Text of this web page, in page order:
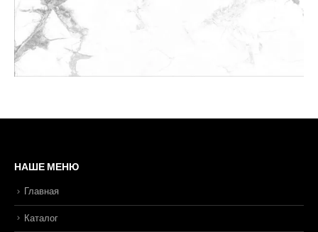
НАШЕ МЕНЮ
Главная
Каталог